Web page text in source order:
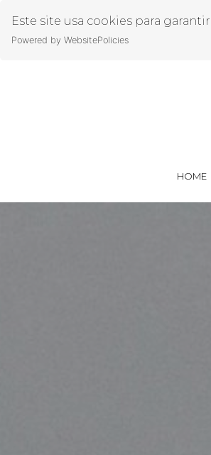
Este site usa cookies para
Powered by WebsitePolicies
HOME